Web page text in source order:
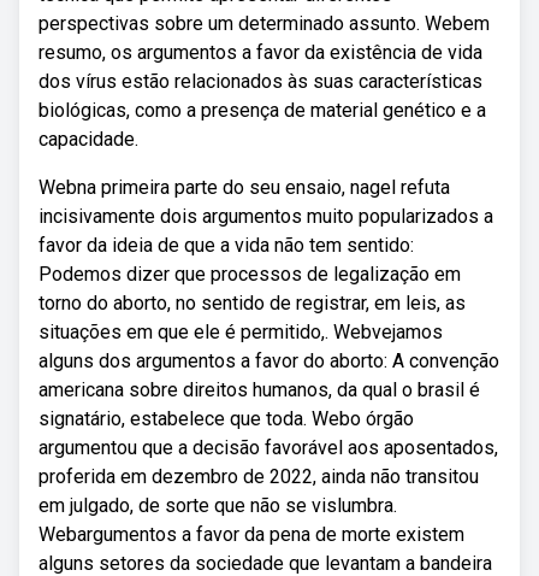
perspectivas sobre um determinado assunto. Webem
resumo, os argumentos a favor da existência de vida
dos vírus estão relacionados às suas características
biológicas, como a presença de material genético e a
capacidade.
Webna primeira parte do seu ensaio, nagel refuta
incisivamente dois argumentos muito popularizados a
favor da ideia de que a vida não tem sentido:
Podemos dizer que processos de legalização em
torno do aborto, no sentido de registrar, em leis, as
situações em que ele é permitido,. Webvejamos
alguns dos argumentos a favor do aborto: A convenção
americana sobre direitos humanos, da qual o brasil é
signatário, estabelece que toda. Webo órgão
argumentou que a decisão favorável aos aposentados,
proferida em dezembro de 2022, ainda não transitou
em julgado, de sorte que não se vislumbra.
Webargumentos a favor da pena de morte existem
alguns setores da sociedade que levantam a bandeira